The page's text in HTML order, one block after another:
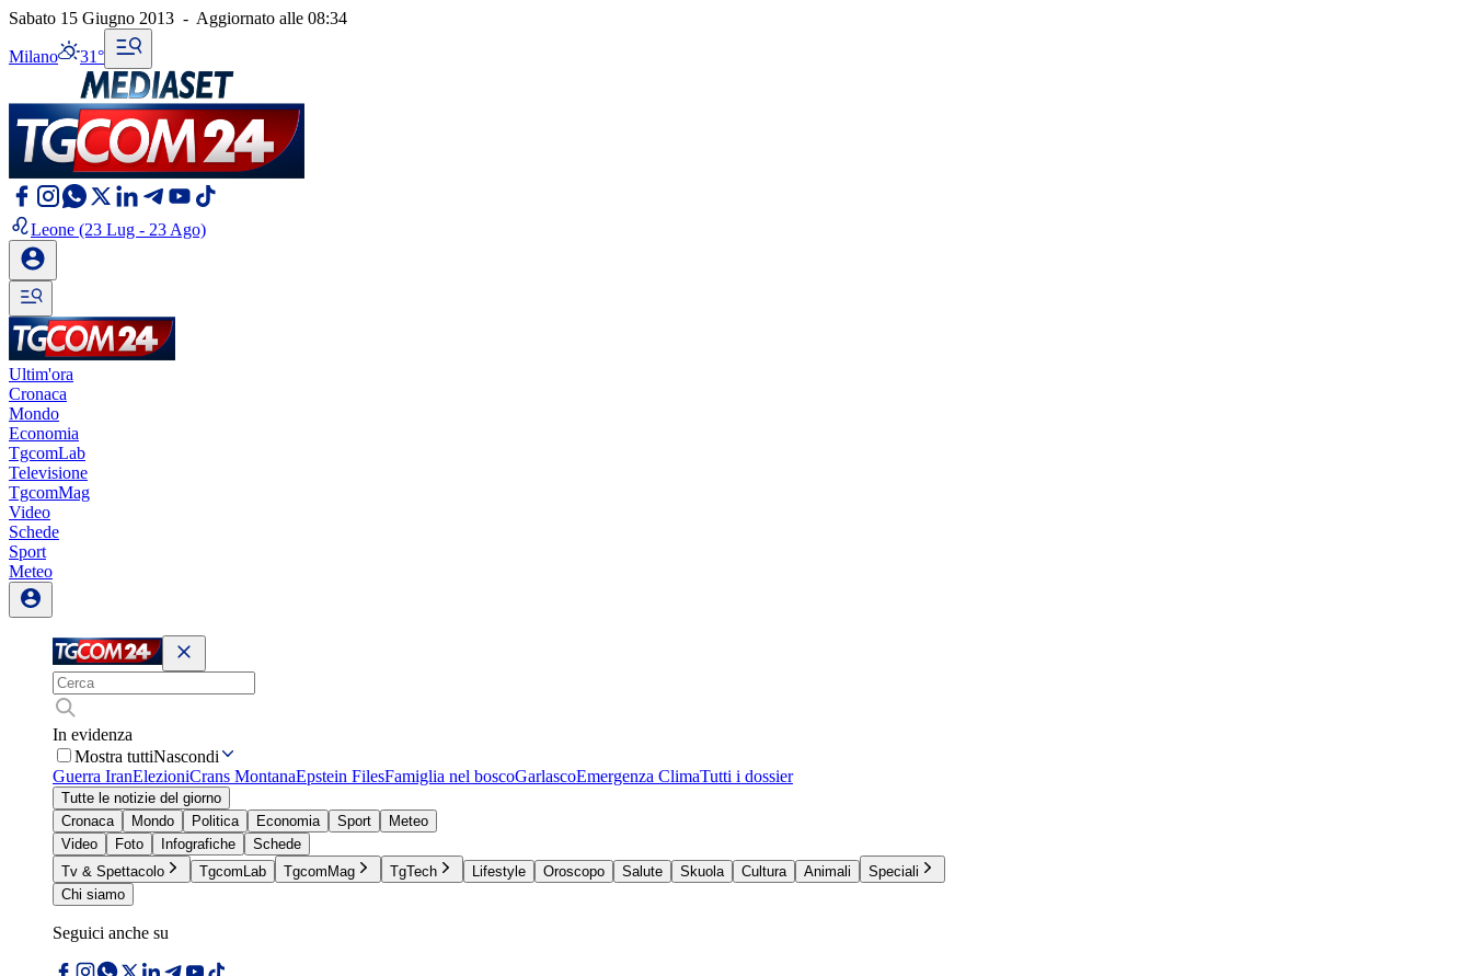
Sabato 15 Giugno 2013 - Aggiornato alle 08:34
Milano 31°
Leone (23 Lug - 23 Ago)
Ultim'ora
Cronaca
Mondo
Economia
TgcomLab
Televisione
TgcomMag
Video
Schede
Sport
Meteo
In evidenza
Mostra tuttiNascondi
Guerra IranElezioniCrans MontanaEpstein FilesFamiglia nel boscoGarlascoEmergenza ClimaTutti i dossier
Tutte le notizie del giorno
Cronaca
Mondo Politica Economia Sport
Meteo
Video
Foto Infografiche
Schede
Tv & Spettacolo
TgcomLab TgcomMag TgTech Lifestyle Oroscopo Salute Skuola Cultura Animali
Speciali
Chi siamo
Seguici anche su